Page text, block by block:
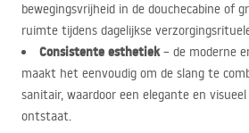
bewegingsvrijheid in de douchecabine of
ruimte tijdens dagelijkse
Consistente esthetiek– de moderne
maakt het eenvoudig om de slang te
sanitair, waardoor een elegante en
ontstaat.